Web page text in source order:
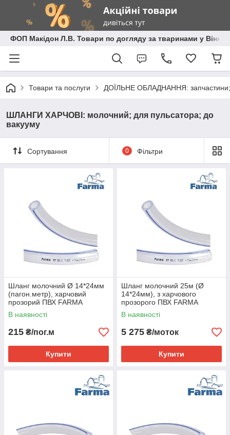
ФОП Макідон Л.В. Товари по догляду за тваринами у
Товари та послуги ДОЇЛЬНЕ ОБЛАДНАННЯ: запчастини;
ШЛАНГИ ХАРЧОВІ: молочний; для пульсатора; до
вакууму
Сортування 0 Фільтри
Шланг молочний Ø 14*24мм
(пагон.метр), харчовий
прозорий ПВХ FARMA
(Нідерланди)
В наявності
215 ₴/пог.м
Купити
Шланг молочний 25м (Ø
14*24мм), з харчового
прозорого ПВХ FARMA
(Нідерланди)
В наявності
5 275 ₴/моток
Купити